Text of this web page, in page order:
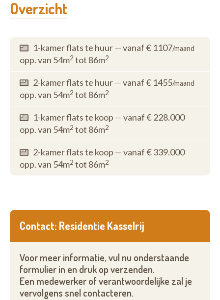
Overzicht
1-kamer flats te huur—vanaf € 1107/maand
opp. van 54m2 tot 86m2
2-kamer flats te huur—vanaf € 1455/maand
opp. van 54m2 tot 86m2
1-kamer flats te koop —vanaf € 228.000
opp. van 54m2 tot 86m2
2-kamer flats te koop —vanaf € 339.000
opp. van 54m2 tot 86m2
Contact: Residentie Kasselrij
Voor meer informatie, vul nu onderstaande
formulier in en druk op verzenden.
Een medewerker of verantwoordelijke zal je
vervolgens snel contacteren.